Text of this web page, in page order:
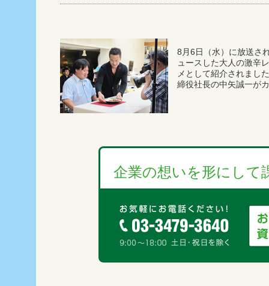
8月6日（水）に放送さ
ュースした大人の激辛
メとして紹介されまし
締役社長の中矢誠一が
企業の想いを形にして